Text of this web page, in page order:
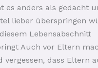
es anders als gedacht
lieber überspringen
Lebensabschnitt
Auch vor Eltern
vergessen, dass Eltern